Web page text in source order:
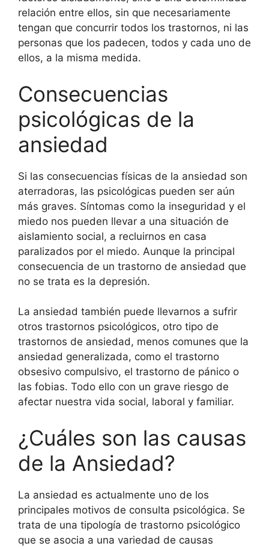
relación entre ellos, sin que necesariamente
tengan que concurrir todos los trastornos, ni las
personas que los padecen, todos y cada uno de
ellos, a la misma medida.
Consecuencias
psicológicas de la
ansiedad
Si las consecuencias físicas de la ansiedad son
aterradoras, las psicológicas pueden ser aún
más graves. Síntomas como la inseguridad y el
miedo nos pueden llevar a una situación de
aislamiento social, a recluirnos en casa
paralizados por el miedo. Aunque la principal
consecuencia de un trastorno de ansiedad que
no se trata es la depresión.
La ansiedad también puede llevarnos a sufrir
otros trastornos psicológicos, otro tipo de
trastornos de ansiedad, menos comunes que la
ansiedad generalizada, como el trastorno
obsesivo compulsivo, el trastorno de pánico o
las fobias. Todo ello con un grave riesgo de
afectar nuestra vida social, laboral y familiar.
¿Cuáles son las causas
de la Ansiedad?
La ansiedad es actualmente uno de los
principales motivos de consulta psicológica. Se
trata de una tipología de trastorno psicológico
que se asocia a una variedad de causas